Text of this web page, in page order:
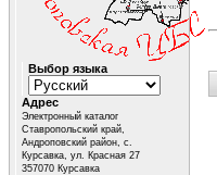
Выбор языка
Адрес
Электронный каталог
Ставропольский край,
Андроповский район, с.
Курсавка, ул. Красная 27
357070 Курсавка